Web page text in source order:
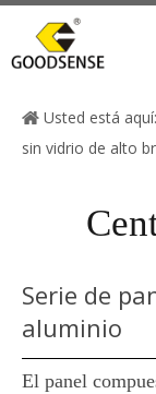
Usted está aquí:
sin vidrio de alto
Serie de
aluminio
El panel